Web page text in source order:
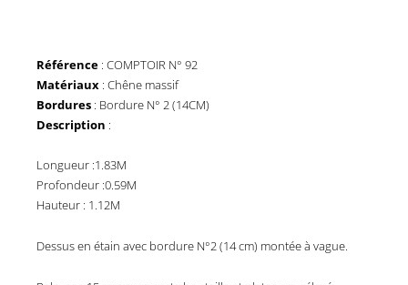
Référence : COMPTOIR N° 92
Matériaux : Chêne massif
Bordures : Bordure N° 2 (14CM)
Description :
Longueur :1.83M
Profondeur :0.59M
Hauteur : 1.12M
Dessus en étain avec bordure N°2 (14 cm) montée à vague.